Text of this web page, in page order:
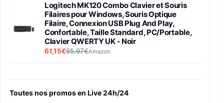
Logitech MK120 Combo Clavier et Souris
Filaires pour Windows, Souris Optique
Filaire, Connexion USB Plug And Play,
Confortable, Taille Standard, PC/Portable,
Clavier QWERTY UK - Noir
61,15€65,97€Amazon
entraénement direct 3 vitesses (33-45-78
trs/min) avec pre-ampli intégré et port USB
Toutes nos promos en Live 24h/24